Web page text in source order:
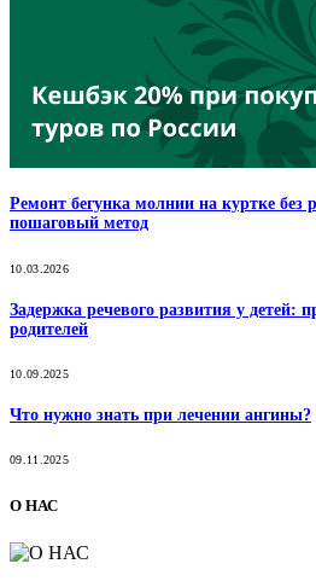
Ремонт бегунка молнии на куртке
пошаговый метод
10.03.2026
Задержка речевого развития у детей:
родителей
10.09.2025
Что нужно знать при лечении ангины?
09.11.2025
О НАС